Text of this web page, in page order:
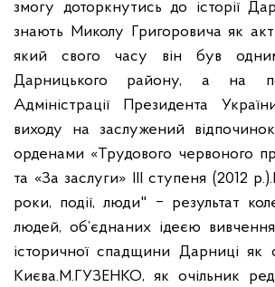
змогу доторкнутись до історії
знають Миколу Григоровича як
який свого часу він був одним
Дарницького району, а на
Адміністрації Президента
виходу на заслужений
орденами «Трудового червоного
та «За заслуги» ІІІ ступеня (2012 р.).
роки, події, люди" ‒ результат
людей, об’єднаних ідеєю
історичної спадщини Дарниці як
Києва. М.ГУЗЕНКО, як очільник